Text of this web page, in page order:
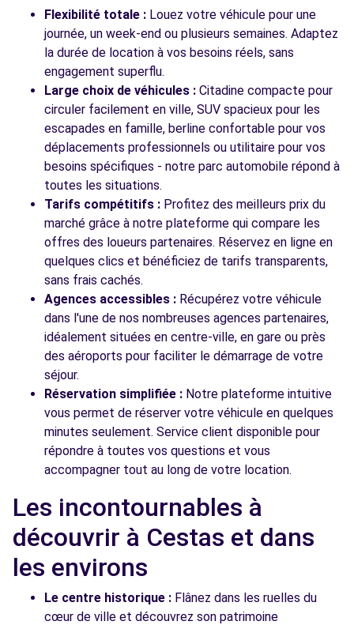
Voir l'agence
Voir toutes les agences
Flexibilité totale : Louez votre véhicule pour une
journée, un week-end ou plusieurs semaines. Adaptez
la durée de location à vos besoins réels, sans
engagement superflu.
Large choix de véhicules : Citadine compacte pour
circuler facilement en ville, SUV spacieux pour les
escapades en famille, berline confortable pour vos
déplacements professionnels ou utilitaire pour vos
besoins spécifiques - notre parc automobile répond à
toutes les situations.
Tarifs compétitifs : Profitez des meilleurs prix du
marché grâce à notre plateforme qui compare les
offres des loueurs partenaires. Réservez en ligne en
quelques clics et bénéficiez de tarifs transparents,
sans frais cachés.
Agences accessibles : Récupérez votre véhicule
dans l'une de nos nombreuses agences partenaires,
idéalement situées en centre-ville, en gare ou près
des aéroports pour faciliter le démarrage de votre
séjour.
Réservation simplifiée : Notre plateforme intuitive
vous permet de réserver votre véhicule en quelques
minutes seulement. Service client disponible pour
répondre à toutes vos questions et vous
accompagner tout au long de votre location.
Les incontournables à
découvrir à Cestas et dans
les environs
Le centre historique : Flânez dans les ruelles du
cœur de ville et découvrez son patrimoine